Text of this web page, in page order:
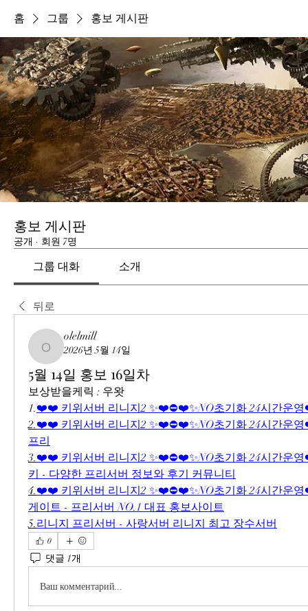
홈 그룹 홍보 게시판
홍보 게시판
공개 · 회원 7명
그룹 대화 소개
뒤로
olelmill
olelmill
2026년 5월 14일
5월 14일 홍보 16일차
보상받을케릭 : 우왓
1.❤️❤️ 키위서버 리니지2 ✨❤️⛔❤️✨NO초기화 24시간운
2.❤️❤️ 키위서버 리니지2 ✨❤️⛔❤️✨NO초기화 24시간운
프리
3.❤️❤️ 키위서버 리니지2 ✨❤️⛔❤️✨NO초기화 24시간운
키 - 다양한 프리서버 정보와 후기 커뮤니티
4.❤️❤️ 키위서버 리니지2 ✨❤️⛔❤️✨NO초기화 24시간운
게이트 - 프리서버 NO.1 대표 홍보사이트
5.리니지 프리서버 - 사랑서버 리니지 최고 장수서버
0
댓글 1개
Ваш комментарий...